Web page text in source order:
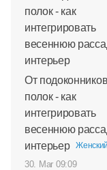
От
полок - как
интегрировать
весеннюю
интерьер
30. Mar 09:09